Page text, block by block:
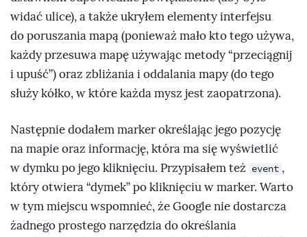
widać ulice), a także ukryłem elementy interfejsu
do poruszania mapą (ponieważ mało kto tego używa,
każdy przesuwa mapę używając metody “przeciągnij
i upuść”) oraz zbliżania i oddalania mapy (do tego
służy kółko, w które każda mysz jest zaopatrzona).
Następnie dodałem marker określając jego pozycję
na mapie oraz informację, która ma się wyświetlić
w dymku po jego kliknięciu. Przypisałem też event ,
który otwiera “dymek” po kliknięciu w marker. Warto
w tym miejscu wspomnieć, że Google nie dostarcza
żadnego prostego narzędzia do określania